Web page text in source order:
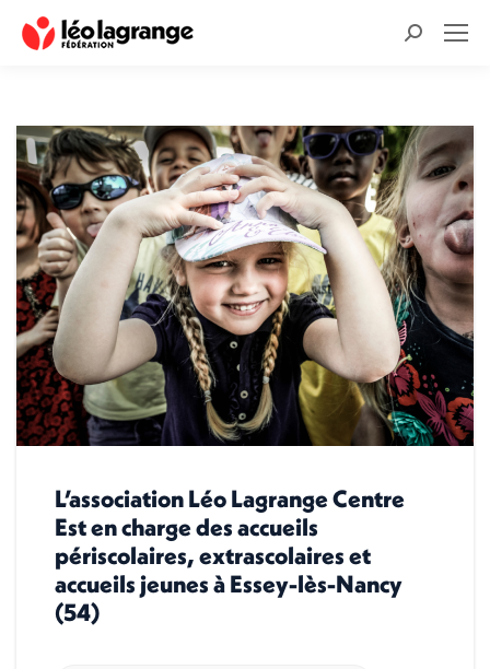
Recherche
L’association Léo Lagrange Centre
Est en charge des accueils
périscolaires, extrascolaires et
accueils jeunes à Essey-lès-Nancy
(54)